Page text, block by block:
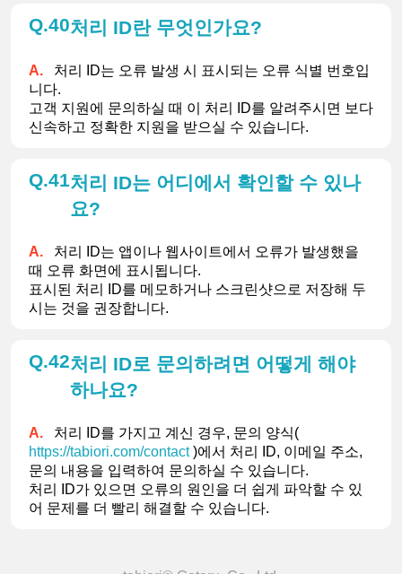
40처리 ID란 무엇인가요?
처리 ID는 오류 발생 시 표시되는 오류 식별 번호입
니다.
고객 지원에 문의하실 때 이 처리 ID를 알려주시면 보다
신속하고 정확한 지원을 받으실 수 있습니다.
41처리 ID는 어디에서 확인할 수 있나
요?
처리 ID는 앱이나 웹사이트에서 오류가 발생했을
때 오류 화면에 표시됩니다.
표시된 처리 ID를 메모하거나 스크린샷으로 저장해 두
시는 것을 권장합니다.
42처리 ID로 문의하려면 어떻게 해야
하나요?
https://tabiori.com/contact )에서 처리 ID, 이메일 주소,
문의 내용을 입력하여 문의하실 수 있습니다.
처리 ID가 있으면 오류의 원인을 더 쉽게 파악할 수 있
어 문제를 더 빨리 해결할 수 있습니다.